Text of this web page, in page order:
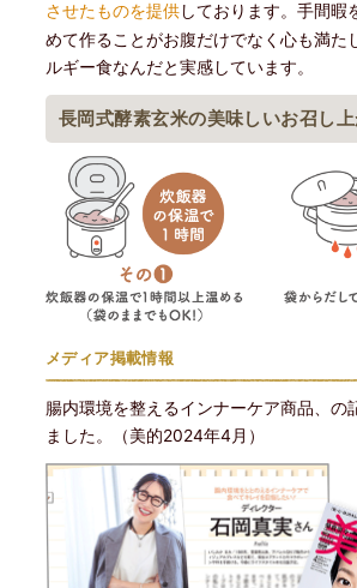
させたものを提供しております。手間暇
めて作ることがお腹だけでなく心も満た
ルギー食なんだと実感しています。
長岡式酵素玄米の美味しいお召し
メディア掲載情報
腸内環境を整えるインナーケア商品、の
ました。（美的2024年4月）